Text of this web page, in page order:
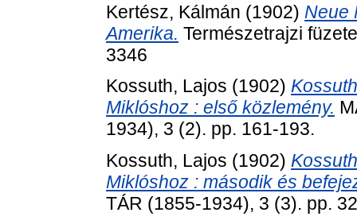
Kertész, Kálmán (1902) Neue
Amerika. Természetrajzi
3346
Kossuth, Lajos (1902)
Miklóshoz : első közlemény.
1934), 3 (2). pp. 161-193.
Kossuth, Lajos (1902)
Miklóshoz : második és
TÁR (1855-1934), 3 (3). pp.